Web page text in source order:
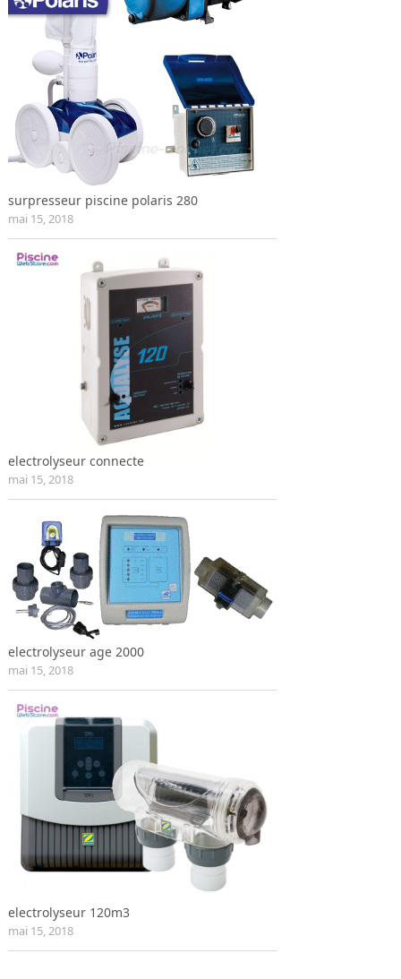
surpresseur piscine polaris 280
mai 15, 2018
electrolyseur connecte
mai 15, 2018
electrolyseur age 2000
mai 15, 2018
electrolyseur 120m3
mai 15, 2018